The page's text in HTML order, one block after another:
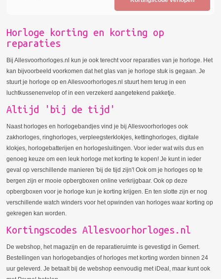
Horloge korting en korting op
reparaties
Bij Allesvoorhorloges.nl kun je ook terecht voor reparaties van je horloge. Het
kan bijvoorbeeld voorkomen dat het glas van je horloge stuk is gegaan. Je
stuurt je horloge op en Allesvoorhorloges.nl stuurt hem terug in een
luchtkussenenvelop of in een verzekerd aangetekend pakketje.
Altijd 'bij de tijd'
Naast horloges en horlogebandjes vind je bij Allesvoorhorloges ook
zakhorloges, ringhorloges, verpleegsterklokjes, kettinghorloges, digitale
klokjes, horlogebatterijen en horlogesluitingen. Voor ieder wat wils dus en
genoeg keuze om een leuk horloge met korting te kopen! Je kunt in ieder
geval op verschillende manieren 'bij de tijd zijn'! Ook om je horloges op te
bergen zijn er mooie opbergboxen online verkrijgbaar. Ook op deze
opbergboxen voor je horloge kun je korting krijgen. En ten slotte zijn er nog
verschillende watch winders voor het opwinden van horloges waar korting op
gekregen kan worden.
Kortingscodes Allesvoorhorloges.nl
De webshop, het magazijn en de reparatieruimte is gevestigd in Gemert.
Bestellingen van horlogebandjes of horloges met korting worden binnen 24
uur geleverd. Je betaalt bij de webshop eenvoudig met iDeal, maar kunt ook